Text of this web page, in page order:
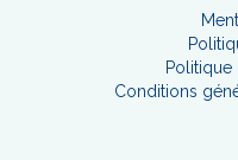
Conditions